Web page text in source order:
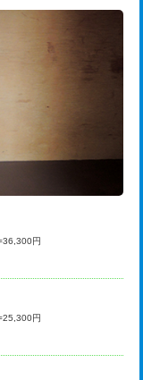
11,000円~
55,000円
33,000円
8,800円
11,000円
円
円
円